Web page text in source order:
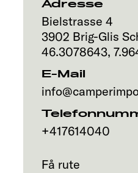
Adresse
Bielstrasse 4
3902 Brig-Glis
46.3078643,
E-Mail
+417614040
Få rute